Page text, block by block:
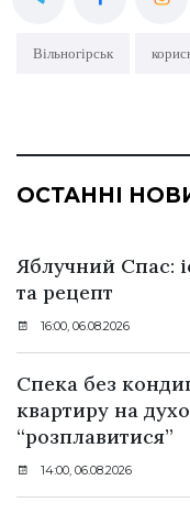
Вільногірськ
ОСТАННІ
Яблучний Спас:
та рецепт
16:00, 06.08.2026
Спека без
квартиру на
“розплавитися”
14:00, 06.08.2026